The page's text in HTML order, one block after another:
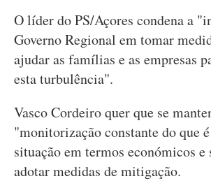
O líder do PS/Açores condena a
Governo Regional em tomar
ajudar as famílias e as empresas
esta turbulência".
Vasco Cordeiro quer que se
"monitorização constante do que
situação em termos económicos
adotar medidas de mitigação.